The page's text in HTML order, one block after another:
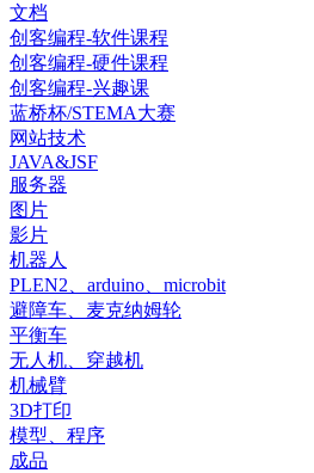
文档
创客编程-软件课程
创客编程-硬件课程
创客编程-兴趣课
蓝桥杯/STEMA大赛
网站技术
JAVA&JSF
服务器
图片
影片
机器人
PLEN2、arduino、microbit
避障车、麦克纳姆轮
平衡车
无人机、穿越机
机械臂
3D打印
模型、程序
成品